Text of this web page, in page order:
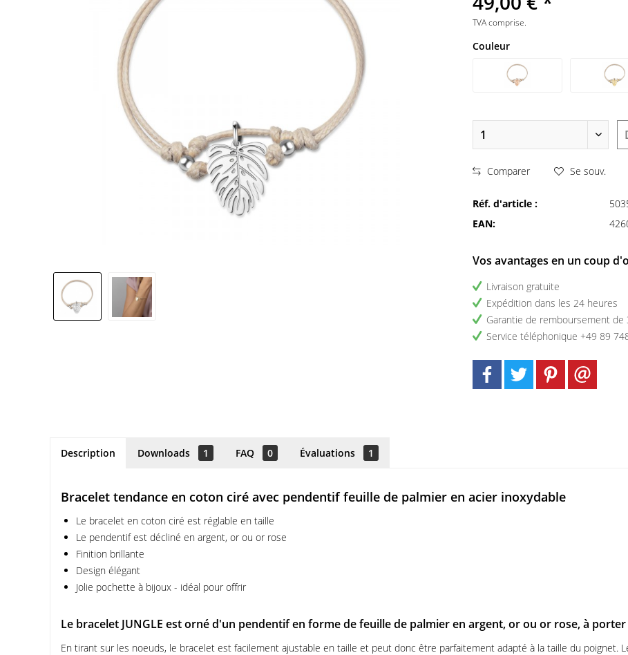
TVA comprise.
Couleur
Comparer Se souv.
Réf. d'article :
EAN:
Vos avantages en un coup
Livraison gratuite
Expédition dans les 24 heures
Garantie de remboursement de
Service téléphonique +49 89
Description Downloads 1 FAQ 0 Évaluations 1
Bracelet tendance en coton ciré avec pendentif feuille de palmier en acier inoxydable
Le bracelet en coton ciré est réglable en taille
Le pendentif est décliné en argent, or ou or rose
Finition brillante
Design élégant
Jolie pochette à bijoux - idéal pour offrir
Le bracelet JUNGLE est orné d'un pendentif en forme de feuille de palmier en argent, or ou or rose, à
En tirant sur les noeuds, le bracelet est facilement ajustable en taille et peut donc être parfaitement adapté à la taille du poignet.